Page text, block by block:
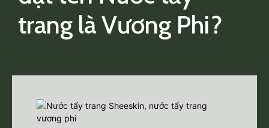
trang là Vương Phi?